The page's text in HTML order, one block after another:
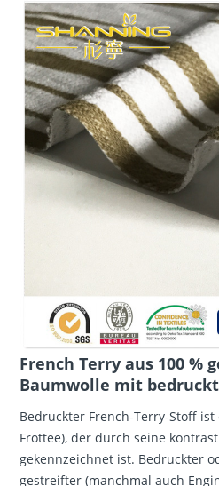
French Terry aus 100 %
Baumwolle mit
Bedruckter French-Terry-Stoff
Frottee), der durch seine
gekennzeichnet ist. Bedruckter
gestreifter (manchmal auch